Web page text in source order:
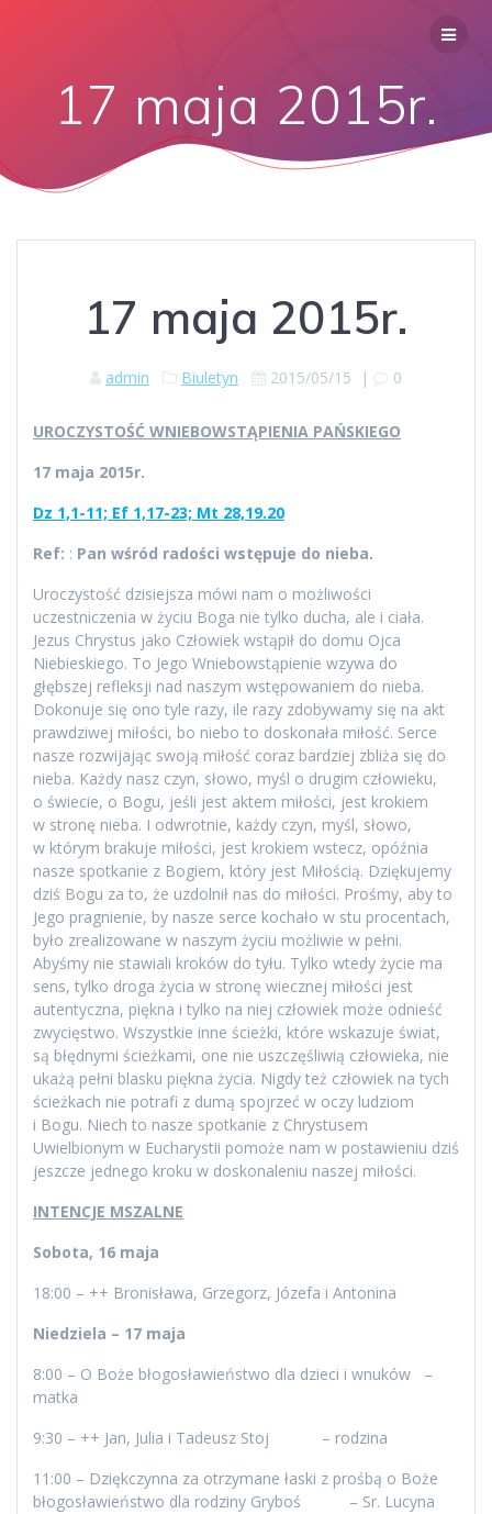
17 maja 2015r.
17 maja 2015r.
admin Biuletyn 2015/05/15 | 0
UROCZYSTOŚĆ WNIEBOWSTĄPIENIA PAŃSKIEGO
17 maja 2015r.
Dz 1,1-11; Ef 1,17-23; Mt 28,19.20
Ref: : Pan wśród radości wstępuje do nieba.
Uroczystość dzisiejsza mówi nam o możliwości
uczestniczenia w życiu Boga nie tylko ducha, ale i ciała.
Jezus Chrystus jako Człowiek wstąpił do domu Ojca
Niebieskiego. To Jego Wniebowstąpienie wzywa do
głębszej refleksji nad naszym wstępowaniem do nieba.
Dokonuje się ono tyle razy, ile razy zdobywamy się na akt
prawdziwej miłości, bo niebo to doskonała miłość. Serce
nasze rozwijając swoją miłość coraz bardziej zbliża się do
nieba. Każdy nasz czyn, słowo, myśl o drugim człowieku,
o świecie, o Bogu, jeśli jest aktem miłości, jest krokiem
w stronę nieba. I odwrotnie, każdy czyn, myśl, słowo,
w którym brakuje miłości, jest krokiem wstecz, opóźnia
nasze spotkanie z Bogiem, który jest Miłością. Dziękujemy
dziś Bogu za to, że uzdolnił nas do miłości. Prośmy, aby to
Jego pragnienie, by nasze serce kochało w stu procentach,
było zrealizowane w naszym życiu możliwie w pełni.
Abyśmy nie stawiali kroków do tyłu. Tylko wtedy życie ma
sens, tylko droga życia w stronę wiecznej miłości jest
autentyczna, piękna i tylko na niej człowiek może odnieść
zwycięstwo. Wszystkie inne ścieżki, które wskazuje świat,
są błędnymi ścieżkami, one nie uszczęśliwią człowieka, nie
ukażą pełni blasku piękna życia. Nigdy też człowiek na tych
ścieżkach nie potrafi z dumą spojrzeć w oczy ludziom
i Bogu. Niech to nasze spotkanie z Chrystusem
Uwielbionym w Eucharystii pomoże nam w postawieniu dziś
jeszcze jednego kroku w doskonaleniu naszej miłości.
INTENCJE MSZALNE
Sobota, 16 maja
18:00 – ++ Bronisława, Grzegorz, Józefa i Antonina
Niedziela – 17 maja
8:00 – O Boże błogosławieństwo dla dzieci i wnuków –
matka
9:30 – ++ Jan, Julia i Tadeusz Stoj – rodzina
11:00 – Dziękczynna za otrzymane łaski z prośbą o Boże
błogosławieństwo dla rodziny Gryboś – Sr. Lucyna